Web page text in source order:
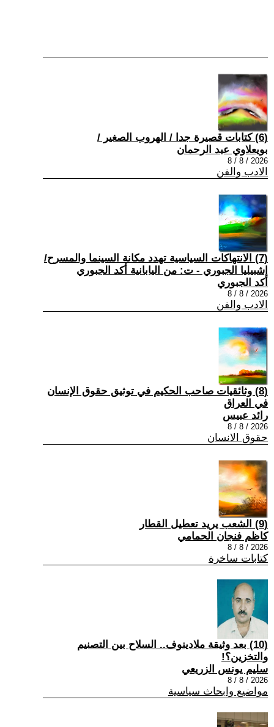
(6) كتابات قصيرة جدا / الهروب الصغير /
بويعلاوي عبد الرحمان
2026 / 8 / 8
الادب والفن
(7) الانتهاكات السياسية تهدد مكانة السينما والمسرح/
إشبيليا الجبوري - ت: من اليابانية أكد الجبوري
أكد الجبوري
2026 / 8 / 8
الادب والفن
(8) وثائقيات صاحب الحكيم في توثيق حقوق الإنسان
في العراق
رائد عبيس
2026 / 8 / 8
حقوق الانسان
(9) الشعب يريد تعطيل القطار
كاظم فنجان الحمامي
2026 / 8 / 8
كتابات ساخرة
(10) بعد وثيقة ملادينوف.. السلاح بين التصنيم
والتخزين؟!
سليم يونس الزريعي
2026 / 8 / 8
مواضيع وابحاث سياسية